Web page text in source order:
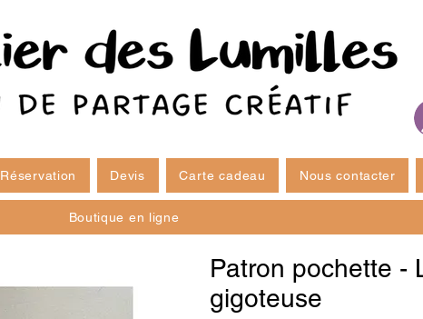
Réservation Devis Carte cadeau Nous contacter
Boutique en ligne
Patron pochette -
gigoteuse